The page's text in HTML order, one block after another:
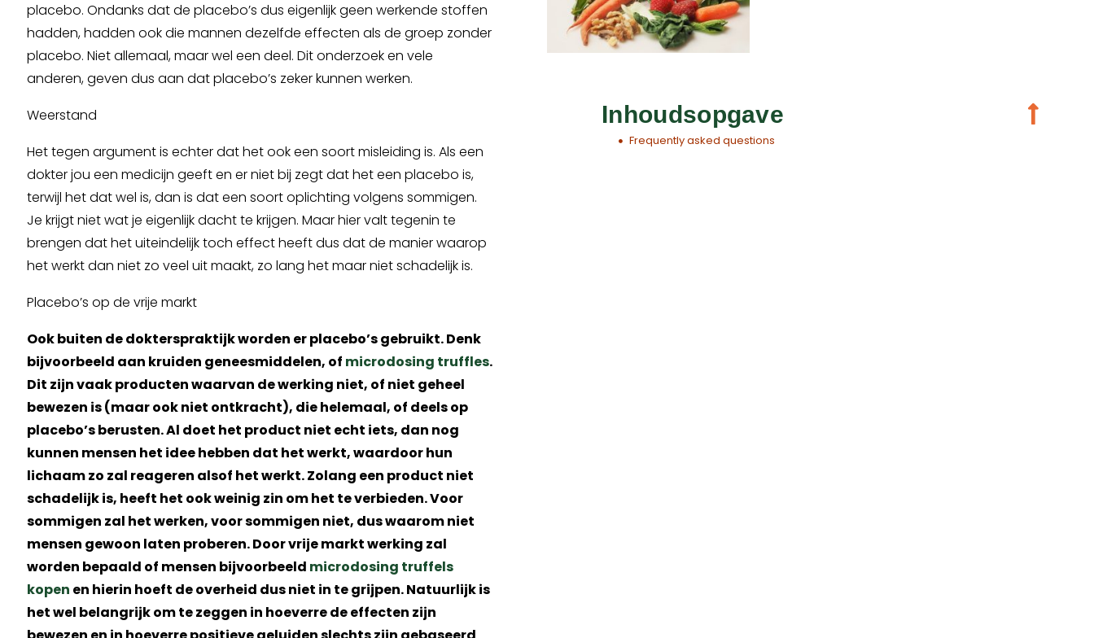
placebo. Ondanks dat de placebo’s dus eigenlijk geen werkende stoffen
hadden, hadden ook die mannen dezelfde effecten als de groep zonder
placebo. Niet allemaal, maar wel een deel. Dit onderzoek en vele
anderen, geven dus aan dat placebo’s zeker kunnen werken.
Weerstand
Het tegen argument is echter dat het ook een soort misleiding is. Als een
dokter jou een medicijn geeft en er niet bij zegt dat het een placebo is,
terwijl het dat wel is, dan is dat een soort oplichting volgens sommigen.
Je krijgt niet wat je eigenlijk dacht te krijgen. Maar hier valt tegenin te
brengen dat het uiteindelijk toch effect heeft dus dat de manier waarop
het werkt dan niet zo veel uit maakt, zo lang het maar niet schadelijk is.
Placebo’s op de vrije markt
Ook buiten de dokterspraktijk worden er placebo’s gebruikt. Denk
bijvoorbeeld aan kruiden geneesmiddelen, of microdosing truffles.
Dit zijn vaak producten waarvan de werking niet, of niet geheel
bewezen is (maar ook niet ontkracht), die helemaal, of deels op
placebo’s berusten. Al doet het product niet echt iets, dan nog
kunnen mensen het idee hebben dat het werkt, waardoor hun
lichaam zo zal reageren alsof het werkt. Zolang een product niet
schadelijk is, heeft het ook weinig zin om het te verbieden. Voor
sommigen zal het werken, voor sommigen niet, dus waarom niet
mensen gewoon laten proberen. Door vrije markt werking zal
worden bepaald of mensen bijvoorbeeld microdosing truffels
kopen en hierin hoeft de overheid dus niet in te grijpen. Natuurlijk is
het wel belangrijk om te zeggen in hoeverre de effecten zijn
Inhoudsopgave
Frequently asked questions